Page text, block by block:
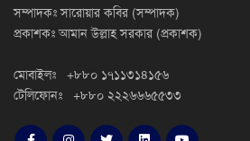
সম্পাদকঃ সারোয়ার কবির (সম্পাদক)
প্রকাশকঃ আমান উল্লাহ সরকার (প্রকাশক)
মোবাইলঃ +৮৮০ ১৭১১৩১৪১৫৬
টেলিফোনঃ +৮৮০ ২২২৬৬৬৫৫৩৩